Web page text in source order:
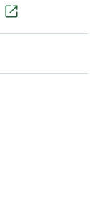
open_in_new